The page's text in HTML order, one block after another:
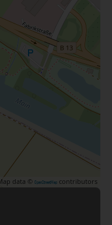
data © OpenStreetMap contributors